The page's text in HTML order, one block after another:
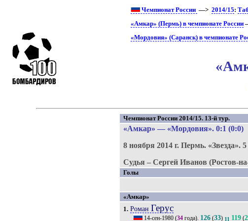
Чемпионат России —>2014/15:
«Амкар» (Пермь) в чемпионате России
«Мордовия» (Саранск) в чемпионате
Чемпионат России 2014/15. 13-й тур.
«Амкар» — «Мордовия». 0:1 (0:0)
8 ноября 2014 г.Пермь. «Звезда».5
Судья – Сергей Иванов (Ростов-
Голы
«Амкар»
1. Роман Герус
14-сен-1980 (34 года). 126 (33) 119 (